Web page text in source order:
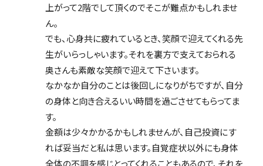
上がって2階でして頂くのでそこが難点かもしれませ
ん。
でも、心身共に疲れているとき、笑顔で迎えてくれる先
生がいらっしゃいます。それを裏方で支えておられる
奥さんも素敵な笑顔で迎えて下さいます。
なかなか自分のことは後回しになりがちですが、自分
の身体と向き合えるいい時間を過ごさせてもらってま
す。
金額は少々かかるかもしれませんが、自己投資にす
れば妥当だと私は思います。自覚症状以外にも身体
全体の不調を感じとってくれることもあるので、それを